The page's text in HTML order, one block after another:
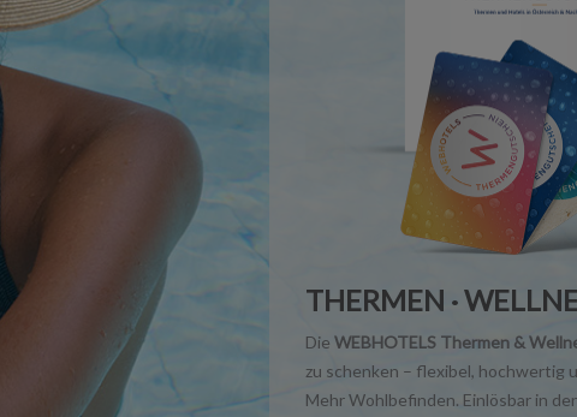
THERMEN ·
Die WEBHOTELS Thermen &
zu schenken – flexibel, hochwertig
Mehr Wohlbefinden. Einlösbar in